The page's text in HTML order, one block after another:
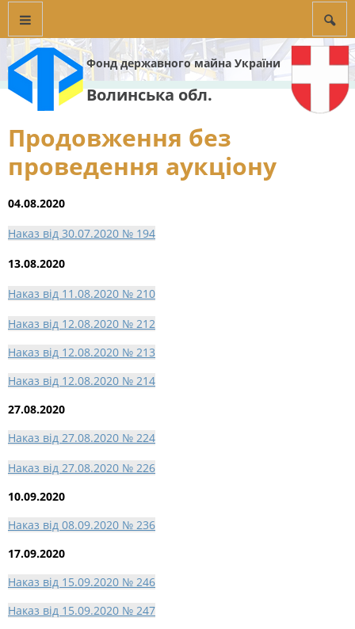
Фонд державного майна України
Волинська обл.
Продовження без
проведення аукціону
04.08.2020
Наказ від 30.07.2020 № 194
13.08.2020
Наказ від 11.08.2020 № 210
Наказ від 12.08.2020 № 212
Наказ від 12.08.2020 № 213
Наказ від 12.08.2020 № 214
27.08.2020
Наказ від 27.08.2020 № 224
Наказ від 27.08.2020 № 226
10.09.2020
Наказ від 08.09.2020 № 236
17.09.2020
Наказ від 15.09.2020 № 246
Наказ від 15.09.2020 № 247